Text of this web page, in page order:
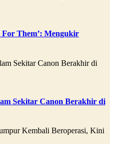
For Them’: Mengukir
Sekitar Canon Berakhir di